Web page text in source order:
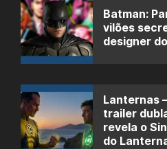
Batman:
vilões
designer
Lanternas
trailer
revela o
do